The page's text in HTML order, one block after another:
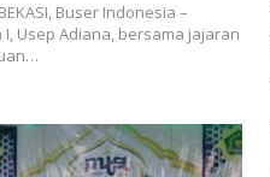
Buser Indonesia –
I, Usep Adiana, bersama jajaran